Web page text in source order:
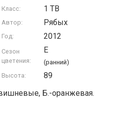
Класс: 1 TB
Автор: Рябых
Год: 2012
Сезон
цветения:
E
(ранний)
Высота:
89
Б.-оранжевая.